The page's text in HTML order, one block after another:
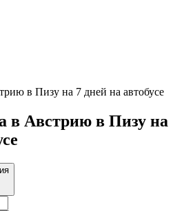
в Австрию в Пизу на